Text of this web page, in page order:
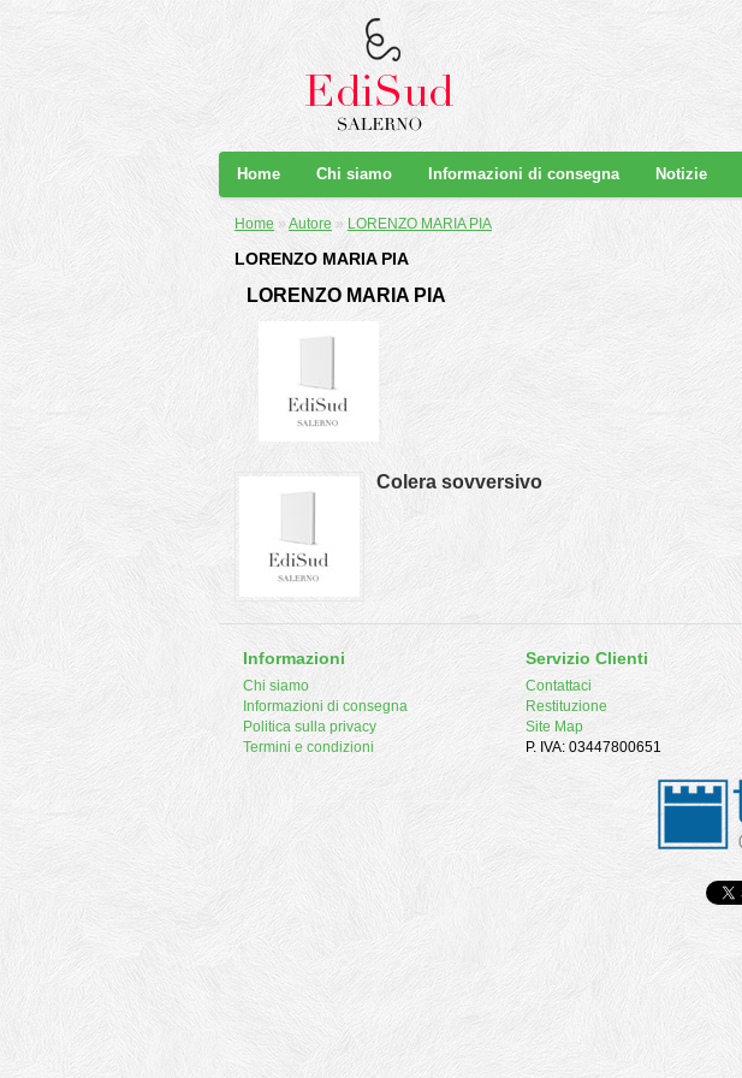
Home Chi siamo Informazioni di consegna Notizie
Home » Autore » LORENZO MARIA PIA
LORENZO MARIA PIA
LORENZO MARIA PIA
Colera sovversivo
Informazioni
Chi siamo
Informazioni di consegna
Politica sulla privacy
Termini e condizioni
Servizio Clienti
Contattaci
Restituzione
Site Map
P. IVA: 03447800651